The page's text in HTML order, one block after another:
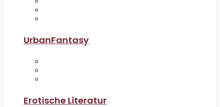
UrbanFantasy
Erotische Literatur